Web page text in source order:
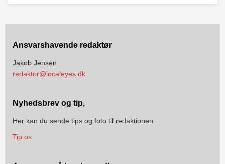
Ansvarshavende redaktør
Jakob Jensen
redaktor@localeyes.dk
Nyhedsbrev og tip,
Her kan du sende tips og foto til redaktionen
Tip os